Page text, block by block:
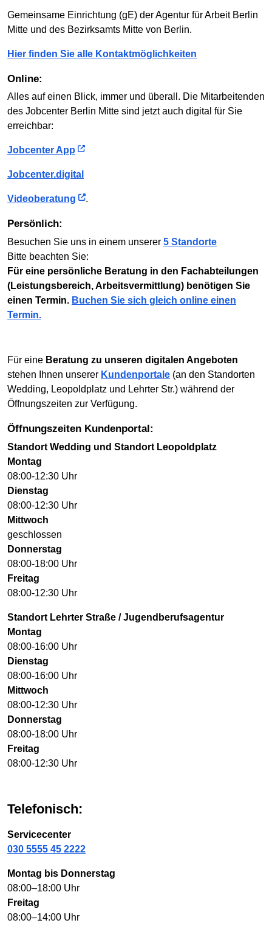
Gemeinsame Einrichtung (gE) der Agentur für Arbeit Berlin
Mitte und des Bezirksamts Mitte von Berlin.
Hier finden Sie alle Kontaktmöglichkeiten
Online:
Alles auf einen Blick, immer und überall. Die Mitarbeitenden
des Jobcenter Berlin Mitte sind jetzt auch digital für Sie
erreichbar:
Jobcenter App
Jobcenter.digital
Videoberatung .
Persönlich:
Besuchen Sie uns in einem unserer 5 Standorte
Bitte beachten Sie:
Für eine persönliche Beratung in den Fachabteilungen
(Leistungsbereich, Arbeitsvermittlung) benötigen Sie
einen Termin. Buchen Sie sich gleich online einen
Termin.
Für eine Beratung zu unseren digitalen Angeboten
stehen Ihnen unserer Kundenportale (an den Standorten
Wedding, Leopoldplatz und Lehrter Str.) während der
Öffnungszeiten zur Verfügung.
Öffnungszeiten Kundenportal:
Standort Wedding und Standort Leopoldplatz
Montag
08:00-12:30 Uhr
Dienstag
08:00-12:30 Uhr
Mittwoch
geschlossen
Donnerstag
08:00-18:00 Uhr
Freitag
08:00-12:30 Uhr
Standort Lehrter Straße / Jugendberufsagentur
Montag
08:00-16:00 Uhr
Dienstag
08:00-16:00 Uhr
Mittwoch
08:00-12:30 Uhr
Donnerstag
08:00-18:00 Uhr
Freitag
08:00-12:30 Uhr
Telefonisch:
Servicecenter
030 5555 45 2222
Montag bis Donnerstag
08:00–18:00 Uhr
Freitag
08:00–14:00 Uhr